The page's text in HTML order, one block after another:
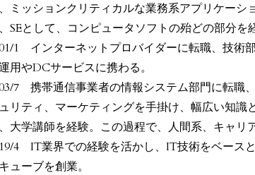
ミッションクリティカルな業務系アプリケー
SEとして、コンピュータソフトの殆どの部分を
1 インターネットプロバイダーに転職、技術
用やDCサービスに携わる。
7 携帯通信事業者の情報システム部門に転職
リティ、マーケティングを手掛け、幅広い知
大学講師を経験。この過程で、人間系、キャリ
4 IT業界での経験を活かし、IT技術をベース
ューブを創業。